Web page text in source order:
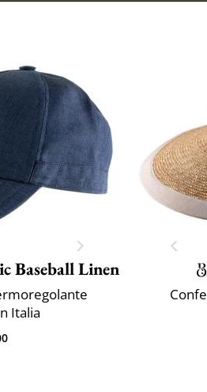
Baseball Linen
Italia